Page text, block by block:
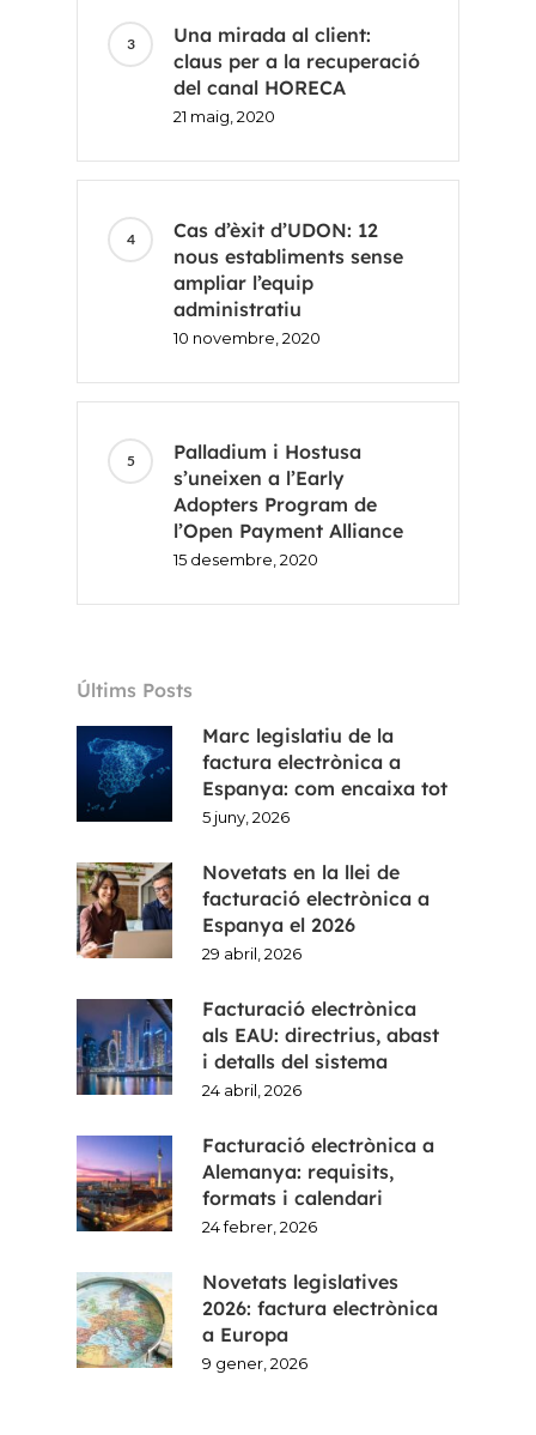
Una mirada al client:
claus per a la recuperació
del canal HORECA
21 maig, 2020
Cas d’èxit d’UDON: 12
nous establiments sense
ampliar l’equip
administratiu
10 novembre, 2020
Palladium i Hostusa
s’uneixen a l’Early
Adopters Program de
l’Open Payment Alliance
15 desembre, 2020
Últims Posts
Marc legislatiu de la
factura electrònica a
Espanya: com encaixa tot
5 juny, 2026
Novetats en la llei de
facturació electrònica a
Espanya el 2026
29 abril, 2026
Facturació electrònica
als EAU: directrius, abast
i detalls del sistema
24 abril, 2026
Facturació electrònica a
Alemanya: requisits,
formats i calendari
24 febrer, 2026
Novetats legislatives
2026: factura electrònica
a Europa
9 gener, 2026